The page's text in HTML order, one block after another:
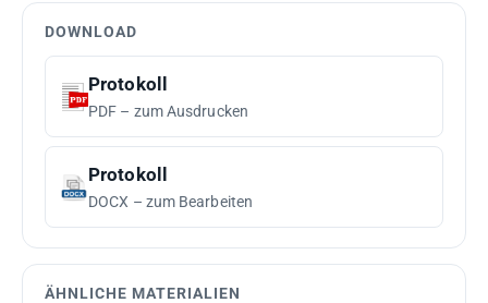
DOWNLOAD
Protokoll
PDF – zum Ausdrucken
Protokoll
DOCX – zum Bearbeiten
ÄHNLICHE MATERIALIEN